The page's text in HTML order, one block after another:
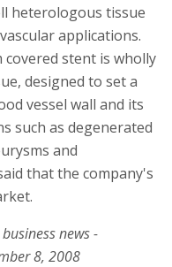
heterologous tissue
applications.
stent is wholly
designed to set a
vessel wall and its
such as degenerated
and
that the company's
news -
8, 2008